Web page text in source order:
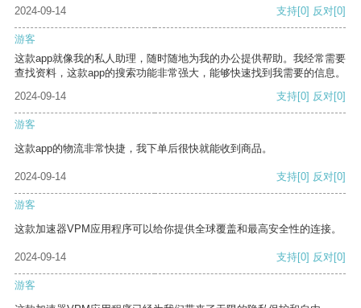
2024-09-14
支持[0] 反对[0]
游客
这款app就像我的私人助理，随时随地为我的办公提供帮助。我经常需要
查找资料，这款app的搜索功能非常强大，能够快速找到我需要的信息。
2024-09-14
支持[0] 反对[0]
游客
这款app的物流非常快捷，我下单后很快就能收到商品。
2024-09-14 支持[0] 反对[0]
游客
这款加速器VPM应用程序可以给你提供全球覆盖和最高安全性的连接。
2024-09-14 支持[0] 反对[0]
游客